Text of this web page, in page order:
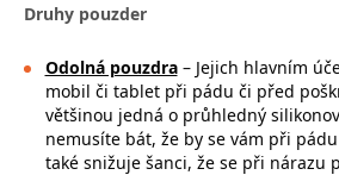
Druhy pouzder
Odolná pouzdra– Jejich hlavním
mobil či tablet při pádu či před
většinou jedná o průhledný
nemusíte bát, že by se vám při
také snižuje šanci, že se při nárazu